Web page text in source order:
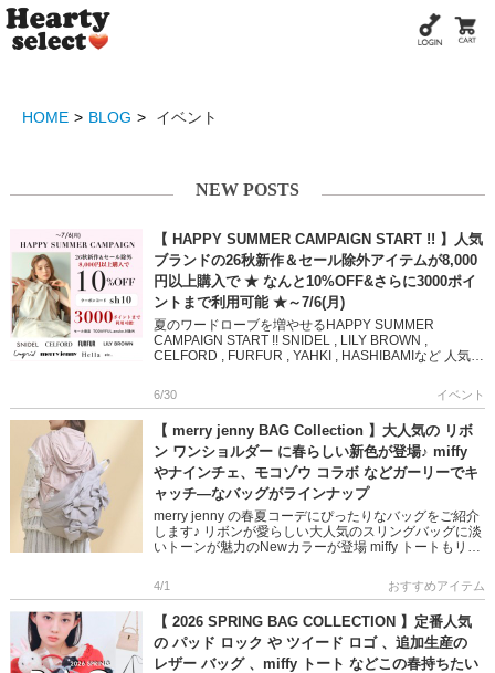
HOME BLOG イベント
NEW POSTS
【 HAPPY SUMMER CAMPAIGN START !! 】人気
ブランドの26秋新作＆セール除外アイテムが8,000
円以上購入で ★ なんと10%OFF&さらに3000ポイ
ントまで利用可能 ★～7/6(月)
夏のワードローブを増やせるHAPPY SUMMER
CAMPAIGN START !! SNIDEL , LILY BROWN ,
CELFORD , FURFUR , YAHKI , HASHIBAMIなど 人気ブ
6/30 イベント
【 merry jenny BAG Collection 】大人気の リボ
ン ワンショルダー に春らしい新色が登場♪ miffy
やナインチェ、モコゾウ コラボ などガーリーでキ
ャッチ―なバッグがラインナップ
merry jenny の春夏コーデにぴったりなバッグをご紹介
します♪ リボンが愛らしい大人気のスリングバッグに淡
いトーンが魅力のNewカラーが登場 miffy トートもリボ
4/1 おすすめアイテム
【 2026 SPRING BAG COLLECTION 】定番人気
の パッド ロック や ツイード ロゴ 、追加生産の
レザー バッグ 、miffy トート などこの春持ちたい